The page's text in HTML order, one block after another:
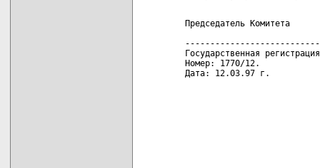
Председатель
Государственная
Номер: 1770/12.
Дата: 12.03.97 г.